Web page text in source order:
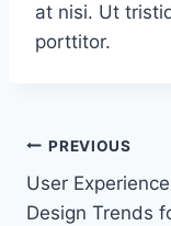
at nisi. Ut
porttitor.
Post
PREVIOUS
User
Design Trends